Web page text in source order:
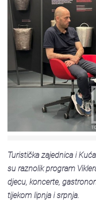
Turistička zajednica i
su raznolik program
djecu, koncerte,
tijekom lipnja i srpnja.